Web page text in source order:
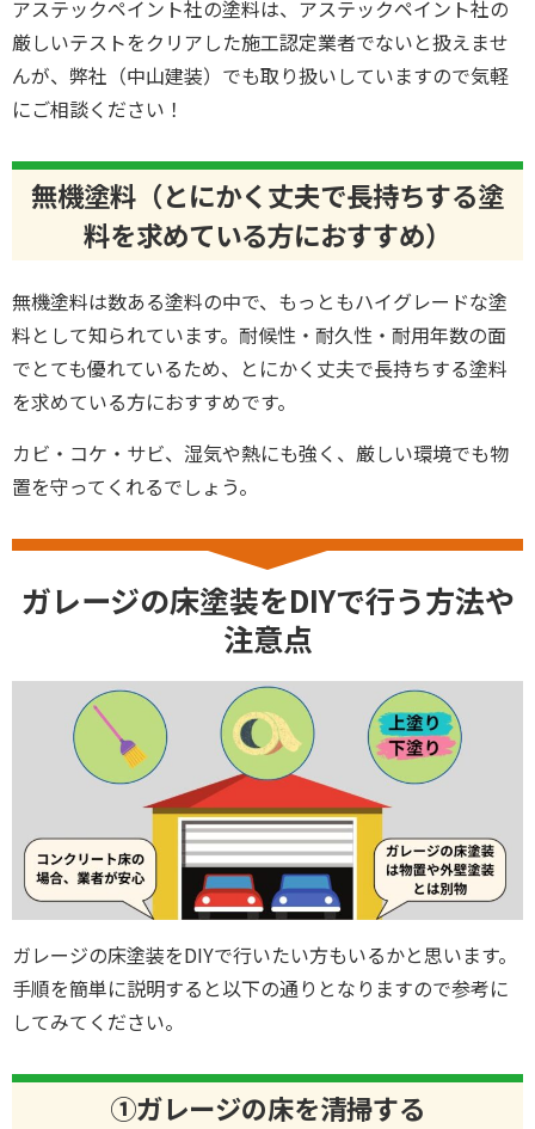
アステックペイント社の塗料は、アステックペイント社の
厳しいテストをクリアした施工認定業者でないと扱えませ
んが、弊社（中山建装）でも取り扱いしていますので気軽
にご相談ください！
無機塗料（とにかく丈夫で長持ちする塗
料を求めている方におすすめ）
無機塗料は数ある塗料の中で、もっともハイグレードな塗
料として知られています。耐候性・耐久性・耐用年数の面
でとても優れているため、とにかく丈夫で長持ちする塗料
を求めている方におすすめです。
カビ・コケ・サビ、湿気や熱にも強く、厳しい環境でも物
置を守ってくれるでしょう。
ガレージの床塗装をDIYで行う方法や
注意点
ガレージの床塗装をDIYで行いたい方もいるかと思います。
手順を簡単に説明すると以下の通りとなりますので参考に
してみてください。
①ガレージの床を清掃する